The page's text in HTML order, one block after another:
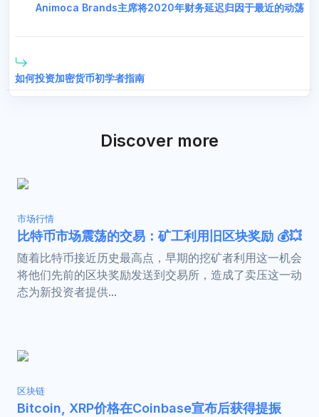
Animoca Brands主席将2020年财务延迟归因于最近的动荡
如何投资加密货币初学者指南
Discover more
市场行情
比特币市场震荡的交易：矿工利用旧区块奖励 💰💥
随着比特币接近历史最高点，早期的挖矿者利用这一机会
将他们先前的区块奖励发送到交易所，造成了卖压这一动
态为新投资者提供...
区块链
Bitcoin, XRP价格在Coinbase宣布后获得提振